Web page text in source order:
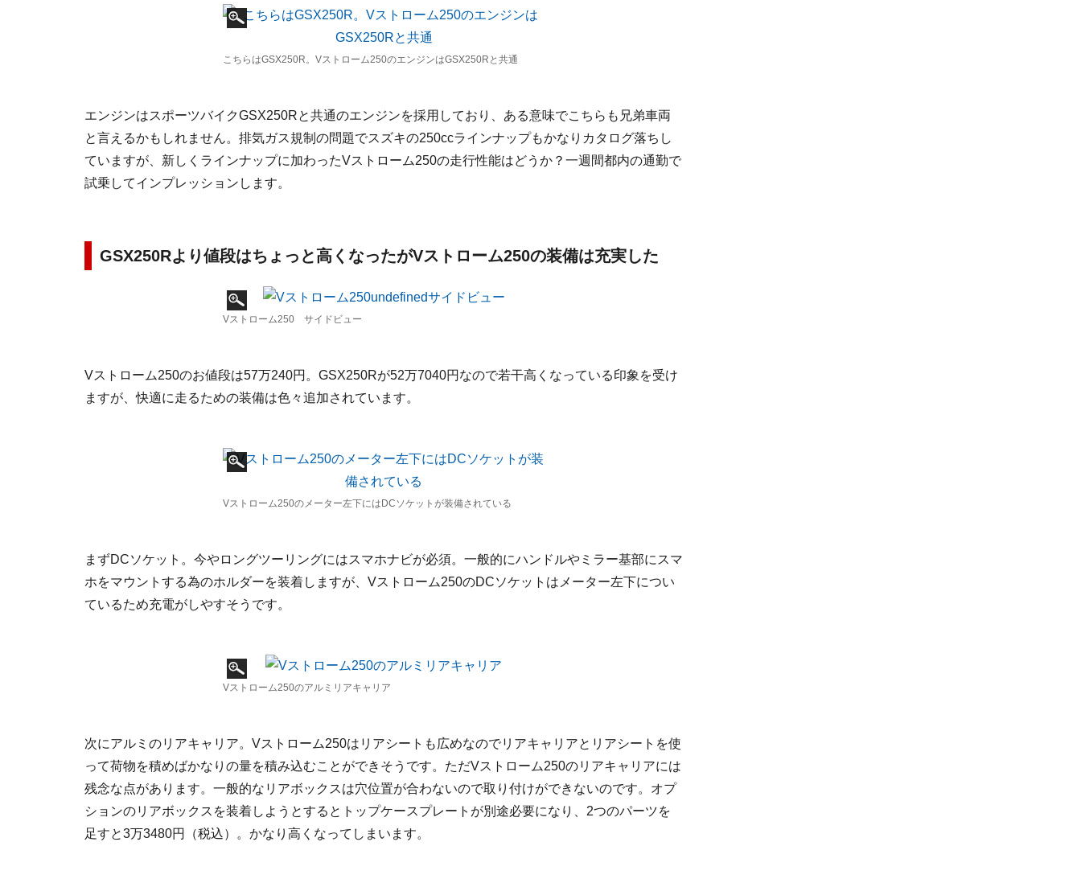
こちらはGSX250R。Vストローム250のエンジンはGSX250Rと共通
エンジンはスポーツバイクGSX250Rと共通のエンジンを採用しており、ある意味でこちらも兄弟車両
と言えるかもしれません。排気ガス規制の問題でスズキの250ccラインナップもかなりカタログ落ちし
ていますが、新しくラインナップに加わったVストローム250の走行性能はどうか？一週間都内の通勤で
試乗してインプレッションします。
GSX250Rより値段はちょっと高くなったがVストローム250の装備は充実した
Vストローム250 サイドビュー
Vストローム250のお値段は57万240円。GSX250Rが52万7040円なので若干高くなっている印象を受け
ますが、快適に走るための装備は色々追加されています。
Vストローム250のメーター左下にはDCソケットが装備されている
まずDCソケット。今やロングツーリングにはスマホナビが必須。一般的にハンドルやミラー基部にスマ
ホをマウントする為のホルダーを装着しますが、Vストローム250のDCソケットはメーター左下につい
ているため充電がしやすそうです。
Vストローム250のアルミリアキャリア
次にアルミのリアキャリア。Vストローム250はリアシートも広めなのでリアキャリアとリアシートを使
って荷物を積めばかなりの量を積み込むことができそうです。ただVストローム250のリアキャリアには
残念な点があります。一般的なリアボックスは穴位置が合わないので取り付けができないのです。オプ
ションのリアボックスを装着しようとするとトップケースプレートが別途必要になり、2つのパーツを
足すと3万3480円（税込）。かなり高くなってしまいます。